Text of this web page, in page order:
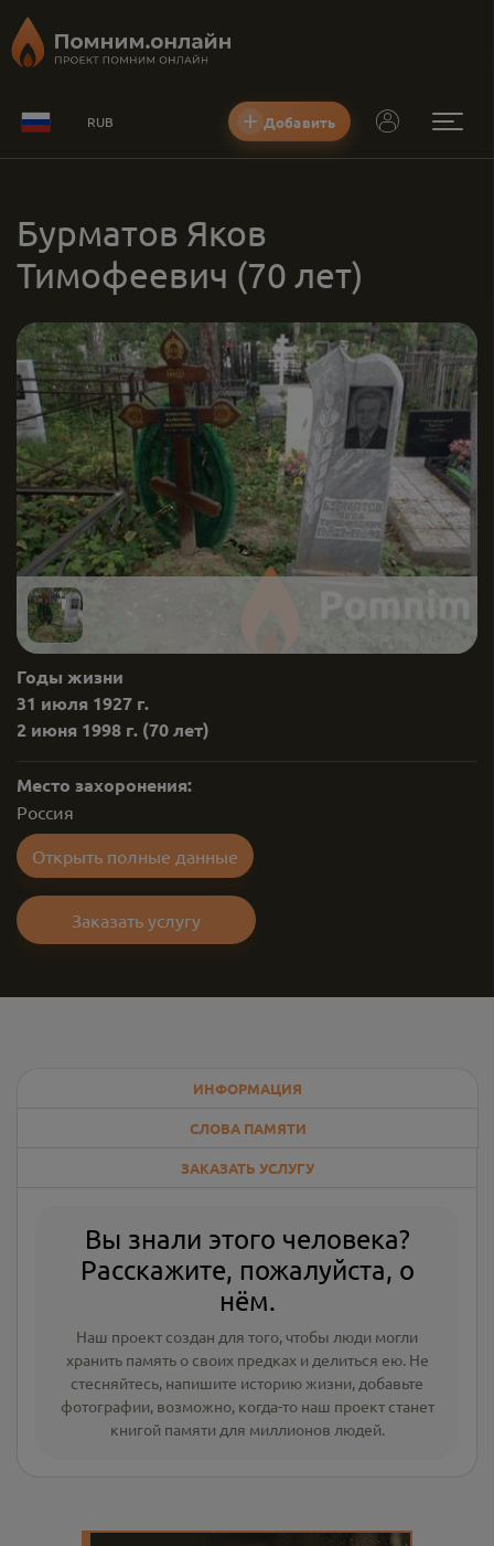
RUB Добавить
Бурматов Яков
Тимофеевич (70 лет)
Годы жизни
31 июля 1927 г.
2 июня 1998 г. (70 лет)
Место захоронения:
Россия
Открыть полные данные
Заказать услугу
ИНФОРМАЦИЯ
СЛОВА ПАМЯТИ
ЗАКАЗАТЬ УСЛУГУ
Вы знали этого человека?
Расскажите, пожалуйста, о
нём.
Наш проект создан для того, чтобы люди могли
хранить память о своих предках и делиться ею. Не
стесняйтесь, напишите историю жизни, добавьте
фотографии, возможно, когда-то наш проект станет
книгой памяти для миллионов людей.